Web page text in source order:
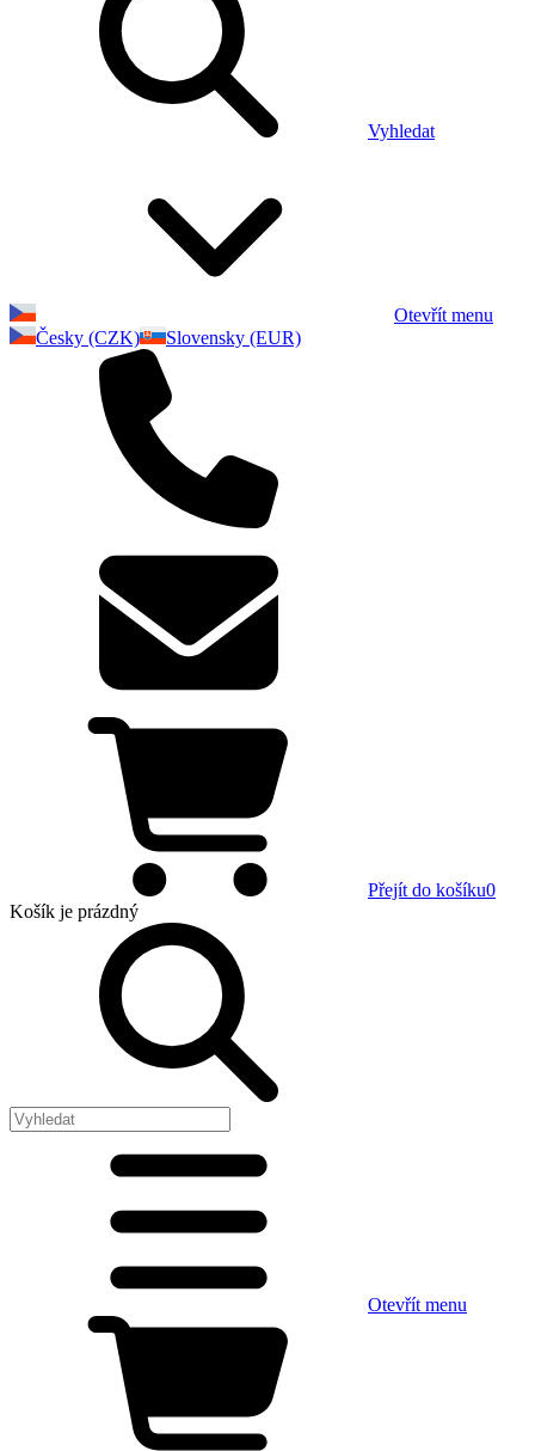
Vyhledat
Otevřít menu
Česky (CZK)
Slovensky (EUR)
Přejít do košíku0
Košík je prázdný
Otevřít menu